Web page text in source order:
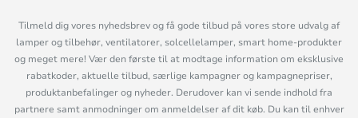
Tilmeld dig vores nyhedsbrev og få gode tilbud på vores store udvalg af
lamper og tilbehør, ventilatorer, solcellelamper, smart home-produkter
og meget mere! Vær den første til at modtage information om eksklusive
rabatkoder, aktuelle tilbud, særlige kampagner og kampagnepriser,
produktanbefalinger og nyheder. Derudover kan vi sende indhold fra
partnere samt anmodninger om anmeldelser af dit køb. Du kan til enhver